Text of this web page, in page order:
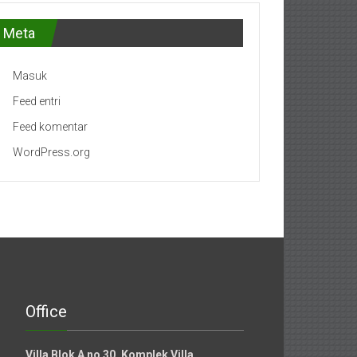
Meta
Masuk
Feed entri
Feed komentar
WordPress.org
Office